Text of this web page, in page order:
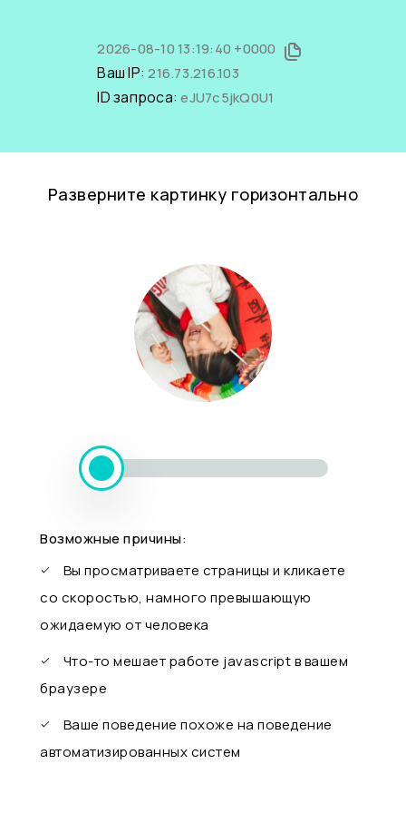
2026-08-10 13:19:40 +0000
Ваш IP:216.73.216.103
ID запроса:eJU7c5jkQ0U1
Разверните картинку горизонтально
Возможные причины:
Вы просматриваете страницы и кликаете
со скоростью, намного превышающую
ожидаемую от человека
Что-то мешает работе javascript в вашем
браузере
Ваше поведение похоже на поведение
автоматизированных систем